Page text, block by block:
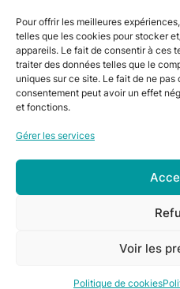
Pour offrir les meilleures
telles que les cookies pour stocker
appareils. Le fait de consentir à ces
traiter des données telles que le
uniques sur ce site. Le fait de ne
consentement peut avoir un effet
et fonctions.
Gérer les services
Voir les
Politique de cookies
132 Rue Edouard Vaillant,
Téléphone :
+33 06 22 09 56 53
+33 06 24 78 76 77
Clean&Go.